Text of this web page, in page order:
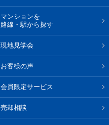
マンションを
路線・駅から探す
現地見学会
お客様の声
会員限定サービス
売却相談